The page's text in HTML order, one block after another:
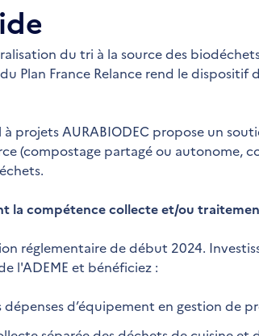
du tri à la source des
Plan France Relance rend le dispositif
projets AURABIODEC propose un
(compostage partagé ou autonome,
la compétence collecte et/ou
réglementaire de début 2024.
l'ADEME et bénéficiez :
dépenses d’équipement en gestion de